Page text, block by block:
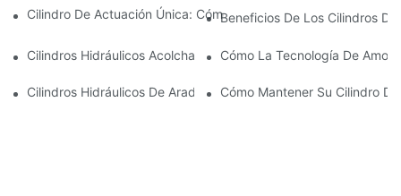
Cilindro De Actuación Única: Cómo Funciona & Aplicaciones
Beneficios De Los Cilindros
Cilindros Hidráulicos Acolchados: Impacto Reductor &
Cómo La Tecnología De
Cilindros Hidráulicos De Arado De Nieve: Características Clave
Cómo Mantener Su Cilindro